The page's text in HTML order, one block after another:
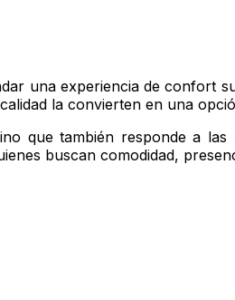
una experiencia de confort
la convierten en una
que también responde a
buscan comodidad,